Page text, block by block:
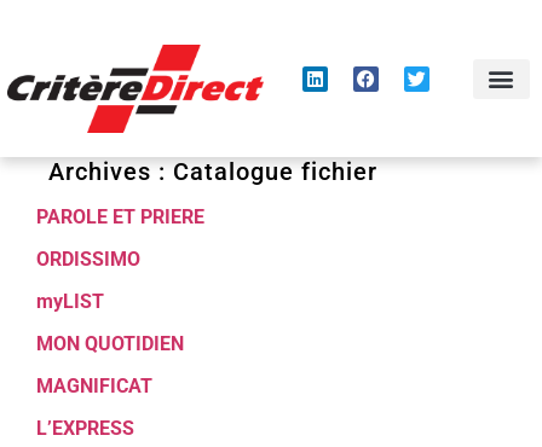
Archives :Catalogue fichier
PAROLE ET PRIERE
ORDISSIMO
myLIST
MON QUOTIDIEN
MAGNIFICAT
L’EXPRESS